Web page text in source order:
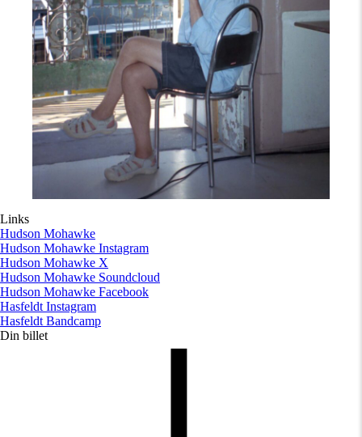
Links
Hudson Mohawke
Hudson Mohawke Instagram
Hudson Mohawke X
Hudson Mohawke Soundcloud
Hudson Mohawke Facebook
Hasfeldt Instagram
Hasfeldt Bandcamp
Din billet